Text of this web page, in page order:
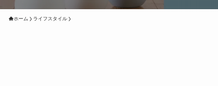
ホーム ライフスタイル